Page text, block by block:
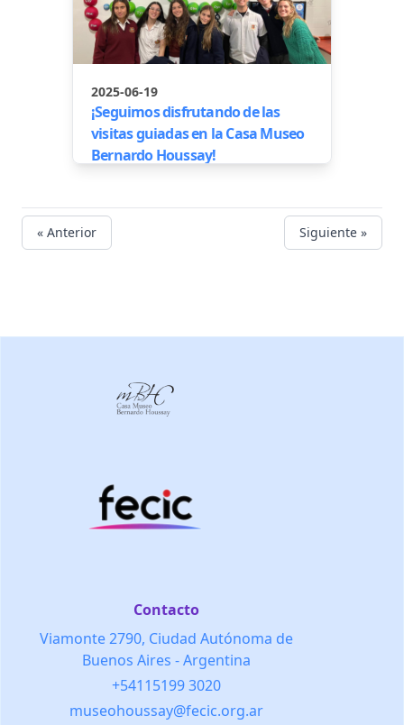
2025-06-19
¡Seguimos disfrutando de las
visitas guiadas en la Casa Museo
Bernardo Houssay!
« Anterior Siguiente »
Contacto
Viamonte 2790, Ciudad Autónoma de
Buenos Aires - Argentina
+54115199 3020
museohoussay@fecic.org.ar